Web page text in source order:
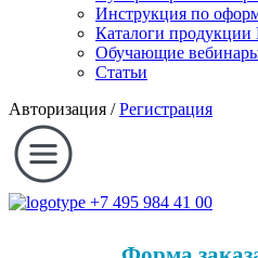
Инструкция по
Каталоги продукции
Обучающие
Статьи
Авторизация /Регистрация
+7 495 984 41 00